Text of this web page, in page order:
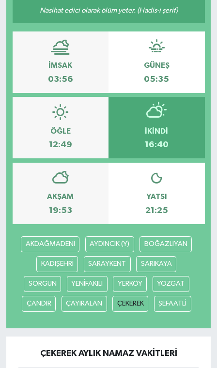
Nasihat edici olarak ölüm yeter. (Hadis-i şerif)
İMSAK
03:56
GÜNEŞ
05:35
ÖĞLE
12:49
İKINDI
16:40
AKŞAM
19:53
YATSI
21:25
AKDAĞMADENİ AYDINCIK (Y) BOĞAZLIYAN
KADIŞEHRİ SARAYKENT SARIKAYA
SORGUN YENİFAKILI YERKÖY YOZGAT
ÇANDIR ÇAYIRALAN ÇEKEREK ŞEFAATLİ
ÇEKEREK AYLIK NAMAZ VAKITLERI